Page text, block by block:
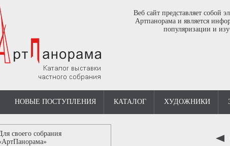
Веб сайт представляет собой
Артпанорама и является
популяризации и
НОВЫЕ ПОСТУПЛЕНИЯ КАТАЛОГ ХУДОЖНИКИ
своего собрания